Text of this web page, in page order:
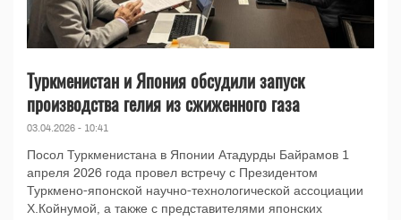
Туркменистан и Япония обсудили запуск
производства гелия из сжиженного газа
03.04.2026 - 10:41
Посол Туркменистана в Японии Атадурды Байрамов 1
апреля 2026 года провел встречу с Президентом
Туркмено-японской научно-технологической ассоциации
Х.Койнумой, а также с представителями японских